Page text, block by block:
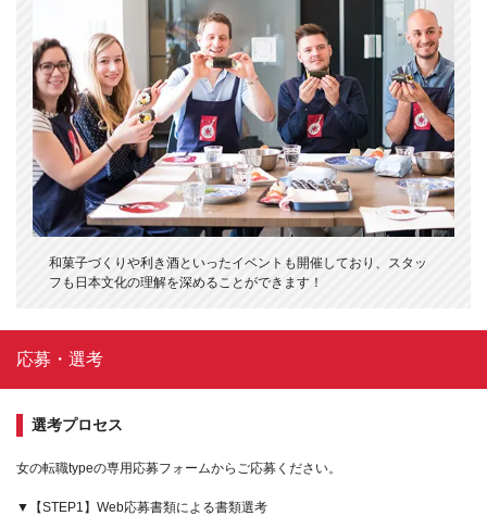
和菓子づくりや利き酒といったイベントも開催しており、スタッ
フも日本文化の理解を深めることができます！
応募・選考
選考プロセス
女の転職typeの専用応募フォームからご応募ください。
▼【STEP1】Web応募書類による書類選考